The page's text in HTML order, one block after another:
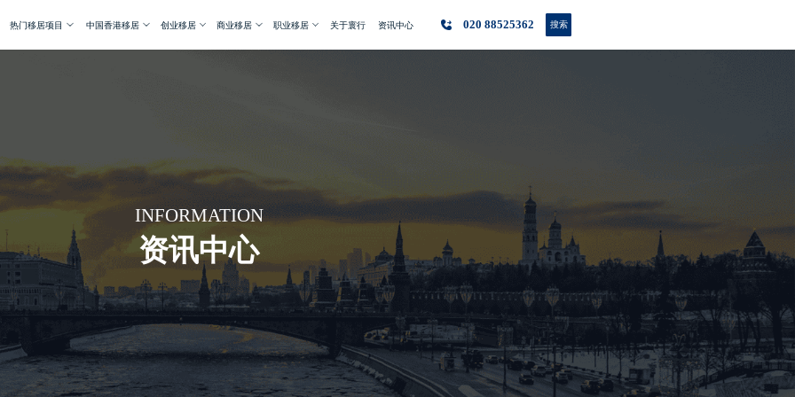
热门移居项目 中国香港移居 创业移居 商业移居 职业移居 关于寰行 资讯中心 020 88525362 搜索
INFORMATION
资讯中心